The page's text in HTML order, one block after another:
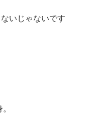
いじゃないです